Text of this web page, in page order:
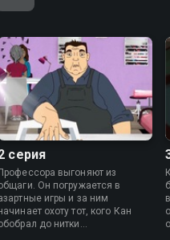
серия
выгоняют из
Он погружается в
игры и за ним
охоту тот, кого Кан
до нитки…